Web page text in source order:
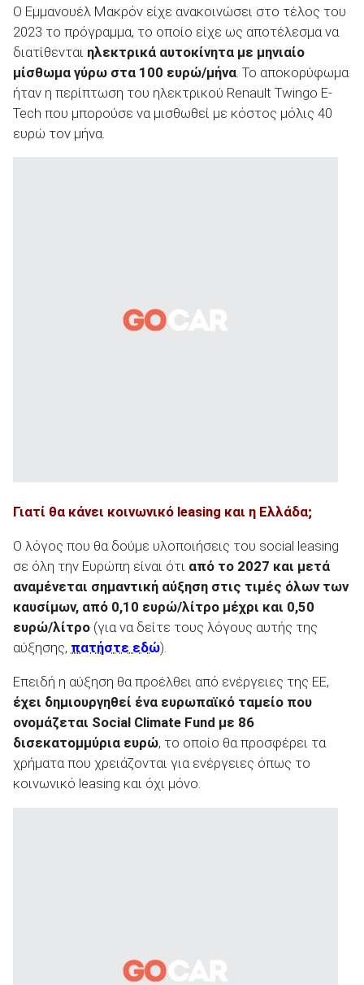
Ο Εμμανουέλ Μακρόν είχε ανακοινώσει στο τέλος του
2023 το πρόγραμμα, το οποίο είχε ως αποτέλεσμα να
διατίθενται ηλεκτρικά αυτοκίνητα με μηνιαίο
μίσθωμα γύρω στα 100 ευρώ/μήνα . Το αποκορύφωμα
ήταν η περίπτωση του ηλεκτρικού Renault Twingo E-
Tech που μπορούσε να μισθωθεί με κόστος μόλις 40
ευρώ τον μήνα.
Γιατί θα κάνει κοινωνικό leasing και η Ελλάδα;
Ο λόγος που θα δούμε υλοποιήσεις του social leasing
σε όλη την Ευρώπη είναι ότι από το 2027 και μετά
αναμένεται σημαντική αύξηση στις τιμές όλων των
καυσίμων, από 0,10 ευρώ/λίτρο μέχρι και 0,50
ευρώ/λίτρο (για να δείτε τους λόγους αυτής της
αύξησης, πατήστε εδώ).
Επειδή η αύξηση θα προέλθει από ενέργειες της ΕΕ,
έχει δημιουργηθεί ένα ευρωπαϊκό ταμείο που
ονομάζεται Social Climate Fund με 86
δισεκατομμύρια ευρώ, το οποίο θα προσφέρει τα
χρήματα που χρειάζονται για ενέργειες όπως το
κοινωνικό leasing και όχι μόνο.